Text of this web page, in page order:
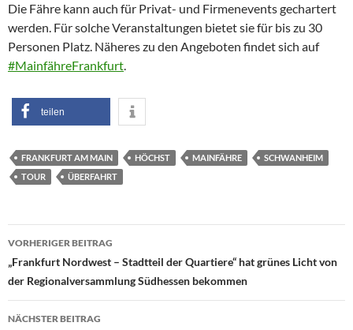
Die Fähre kann auch für Privat- und Firmenevents gechartert
werden. Für solche Veranstaltungen bietet sie für bis zu 30
Personen Platz. Näheres zu den Angeboten findet sich auf
#MainfähreFrankfurt.
teilen
FRANKFURT AM MAIN HÖCHST MAINFÄHRE
SCHWANHEIM
TOUR
ÜBERFAHRT
Beitragsnavigation
VORHERIGER BEITRAG
„Frankfurt Nordwest – Stadtteil der Quartiere“ hat grünes Licht von
der Regionalversammlung Südhessen bekommen
NÄCHSTER BEITRAG